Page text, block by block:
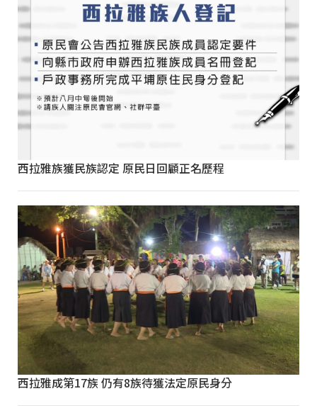
西拉雅族獲民族認定 原民日回顧正名歷程
西拉雅成第17族 仍有8族待獲法定原民身分